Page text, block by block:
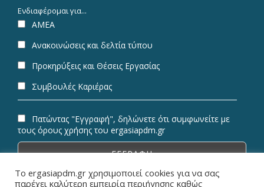
Ενδιαφέρομαι για...
ΑΜΕΑ
Ανακοινώσεις και δελτία τύπου
Προκηρύξεις και Θέσεις Εργασίας
Συμβουλές Καριέρας
Πατώντας "Εγγραφή", δηλώνετε ότι συμφωνείτε με
τους όρους χρήσης του ergasiapdm.gr
Το ergasiapdm.gr χρησιμοποιεί cookies για να σας
παρέχει καλύτερη εμπειρία περιήγησης καθώς